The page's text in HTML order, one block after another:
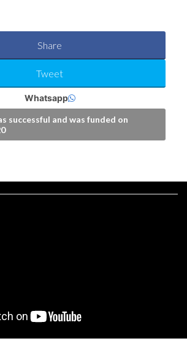
Share
Tweet
Whatsapp
successful and was funded on